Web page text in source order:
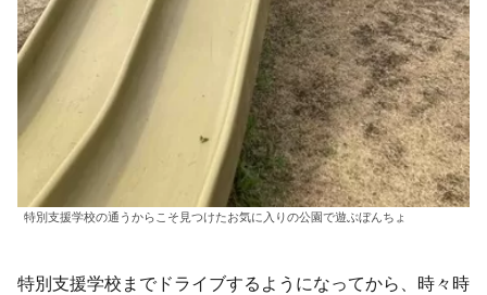
特別支援学校の通うからこそ見つけたお気に入りの公園で遊ぶぼんちょ
特別支援学校までドライブするようになってから、時々時